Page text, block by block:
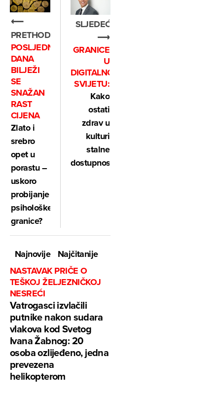
⟵
PRETHODNO
POSLJEDNJIH
DANA
BILJEŽI
SE
SNAŽAN
RAST
CIJENA
Zlato i
srebro
opet u
porastu –
uskoro
probijanje
psihološke
granice?
SLJEDEĆE
⟶
GRANICE
U
DIGITALNOM
SVIJETU:
Kako
ostati
zdrav u
kulturi
stalne
dostupnosti
Najnovije
Najčitanije
NASTAVAK PRIČE O
TEŠKOJ ŽELJEZNIČKOJ
NESREĆI
Vatrogasci izvlačili
putnike nakon sudara
vlakova kod Svetog
Ivana Žabnog: 20
osoba ozlijeđeno, jedna
prevezena
helikopterom